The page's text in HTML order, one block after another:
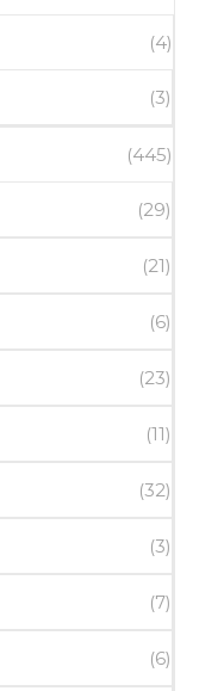
(4)
(3)
(445)
(29)
(21)
(6)
(23)
(11)
(32)
(3)
(7)
(6)